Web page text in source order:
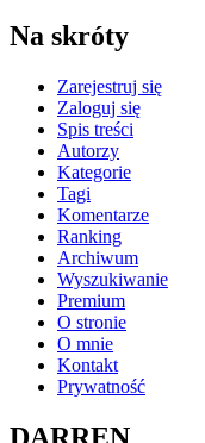
Na skróty
Zarejestruj się
Zaloguj się
Spis treści
Autorzy
Kategorie
Tagi
Komentarze
Ranking
Archiwum
Wyszukiwanie
Premium
O stronie
O mnie
Kontakt
Prywatność
DARREN